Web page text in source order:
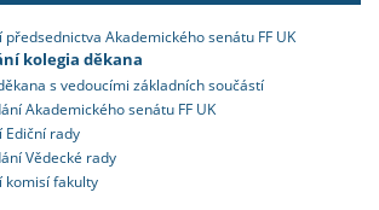
předsednictva Akademického senátu FF UK
kolegia děkana
s vedoucími základních součástí
Akademického senátu FF UK
Ediční rady
Vědecké rady
komisí fakulty